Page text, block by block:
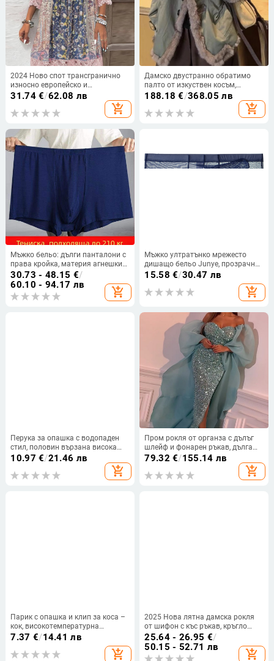
2024 Ново спот трансгранично
износно европейско и
американско облекло Пролет и
лято Най-продавана ретро
щампована дантелена рокля
31.74€/62.08 лв
add_shopping_cart
Дамско двустранно обратимо
палто от изкуствен косъм,
стояща яка, дълги ръкави, зимно
188.18 €/368.05 лв
add_shopping_cart
Мъжко бельо: дълги панталони с
права кройка, материя агнешки
флийс, средна еластичност,
пролет 2024
30.73 - 48.15 €/
60.10 - 94.17 лв
add_shopping_cart
Мъжко ултратънко мрежесто
дишащо бельо Junye, прозрачни
секси боксерки тип „слонски
хобот“, разделени с пистолет
15.58 €/30.47 лв
add_shopping_cart
Перука за опашка с водопаден
стил, половин вързана висока
опашка с клип, модел W0109,
влакна с висока температурна
издръжливост, може да се къдри
10.97 €/21.46 лв
add_shopping_cart
Пром рокля от органза с дълъг
шлейф и фонарен ръкав, дълга
пола — Пролет 2024
79.32 €/155.14 лв
add_shopping_cart
Парик с опашка и клип за коса –
кок, високотемпературна
коприна, механична обработка,
7.37 €/14.41 лв
add_shopping_cart
2025 Нова лятна дамска рокля
от шифон с къс ръкав, кръгло
деколте и къси пластове, на
Amazon Independent Station,
европейска и американска
25.64 - 26.95 €/
50.15 - 52.71 лв
add_shopping_cart